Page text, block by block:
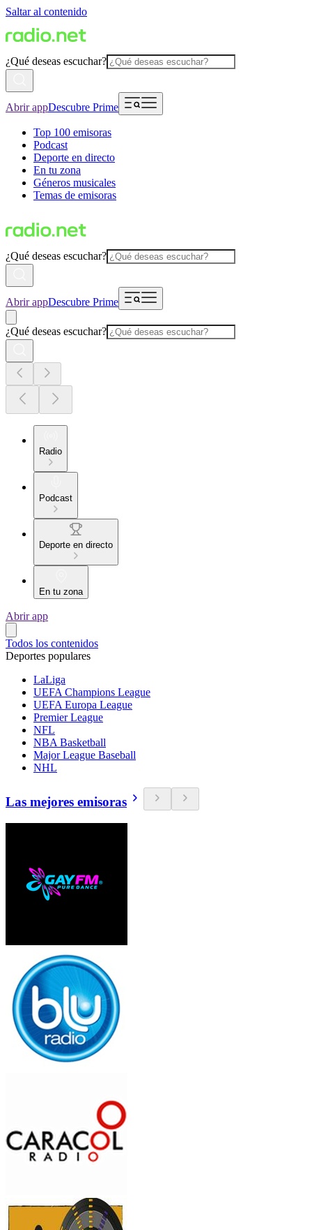
Saltar al contenido
¿Qué deseas escuchar?
Abrir appDescubre Prime
Top 100 emisoras
Podcast
Deporte en directo
En tu zona
Géneros musicales
Temas de emisoras
¿Qué deseas escuchar?
Abrir appDescubre Prime
¿Qué deseas escuchar?
Radio
Podcast
Deporte en directo
En tu zona
Abrir app
Todos los contenidos
Deportes populares
LaLiga
UEFA Champions League
UEFA Europa League
Premier League
NFL
NBA Basketball
Major League Baseball
NHL
Las mejores emisoras